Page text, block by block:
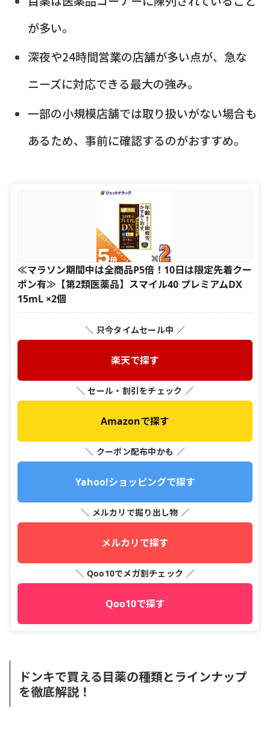
が多い。
深夜や24時間営業の店舗が多い点が、急な
ニーズに対応できる最大の強み。
一部の小規模店舗では取り扱いがない場合も
あるため、事前に確認するのがおすすめ。
≪マラソン期間中は全商品P5倍！10日は限定先着クー
ポン有≫【第2類医薬品】スマイル40 プレミアムDX
15mL ×2個
＼ 只今タイムセール中 ／
楽天で探す
＼ セール・割引をチェック ／
Amazonで探す
＼ クーポン配布中かも ／
Yahoo!ショッピングで探す
＼ メルカリで掘り出し物 ／
メルカリで探す
＼ Qoo10でメガ割チェック ／
Qoo10で探す
ドンキで買える目薬の種類とラインナップ
を徹底解説！